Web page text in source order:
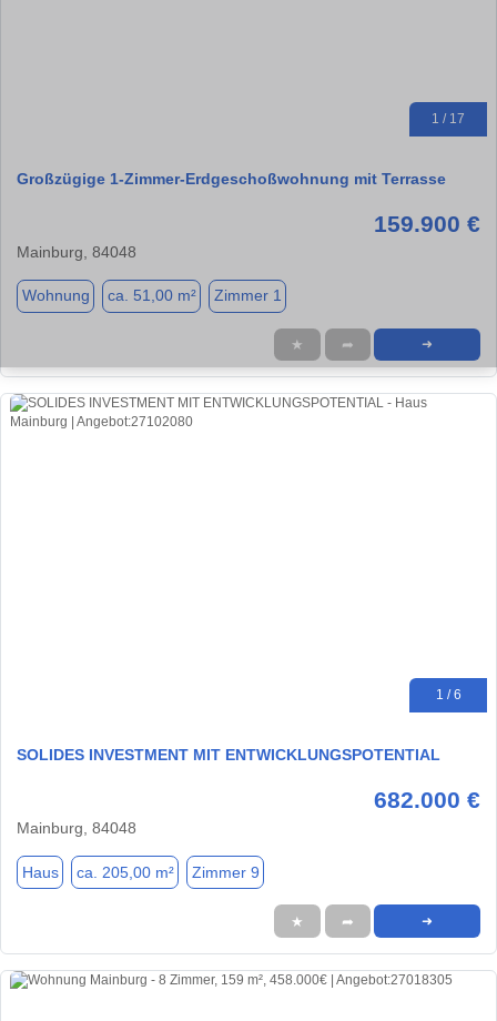
1 / 17
Großzügige 1-Zimmer-Erdgeschoßwohnung mit Terrasse
159.900 €
Mainburg, 84048
Wohnung ca. 51,00 m² Zimmer 1
★ ➦ ➜
1 / 6
SOLIDES INVESTMENT MIT ENTWICKLUNGSPOTENTIAL
682.000 €
Mainburg, 84048
Haus ca. 205,00 m² Zimmer 9
★ ➦ ➜